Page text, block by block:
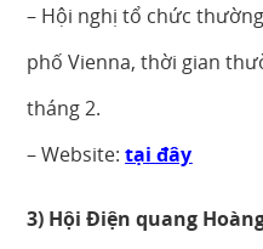
– Hội nghị tổ chức
phố Vienna, thời gian
tháng 2.
– Website:tại đây
3) Hội Điện quang